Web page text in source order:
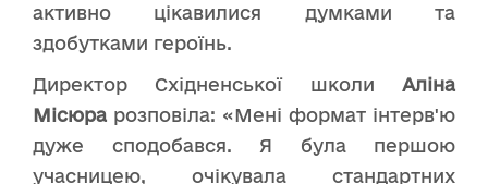
активно цікавилися думками та
здобутками героїнь.
Директор Східненської школи Аліна
Місюра розповіла: «Мені формат інтерв'ю
дуже сподобався. Я була першою
учасницею, очікувала стандартних